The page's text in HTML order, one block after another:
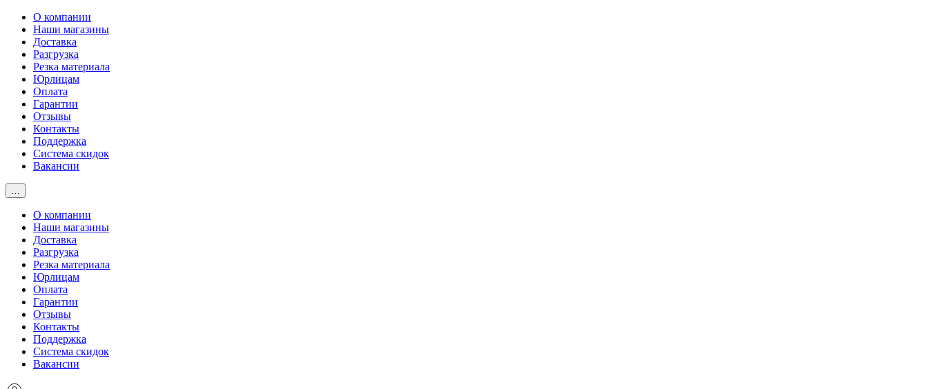
О компании
Наши магазины
Доставка
Разгрузка
Резка материала
Юрлицам
Оплата
Гарантии
Отзывы
Контакты
Поддержка
Система скидок
Вакансии
…
О компании
Наши магазины
Доставка
Разгрузка
Резка материала
Юрлицам
Оплата
Гарантии
Отзывы
Контакты
Поддержка
Система скидок
Вакансии